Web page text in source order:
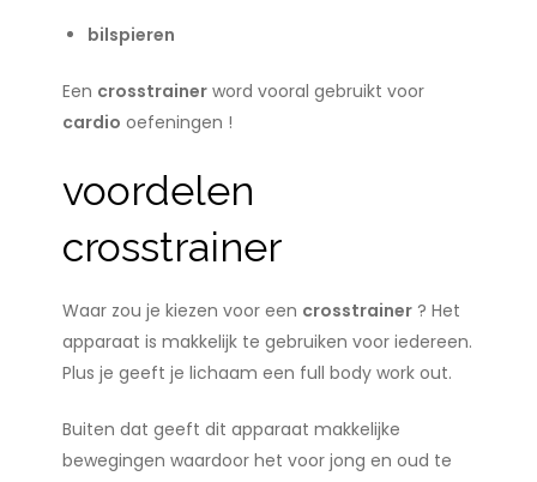
bilspieren
Een crosstrainer word vooral gebruikt voor
cardio oefeningen !
voordelen
crosstrainer
Waar zou je kiezen voor een crosstrainer ? Het
apparaat is makkelijk te gebruiken voor iedereen.
Plus je geeft je lichaam een full body work out.
Buiten dat geeft dit apparaat makkelijke
bewegingen waardoor het voor jong en oud te